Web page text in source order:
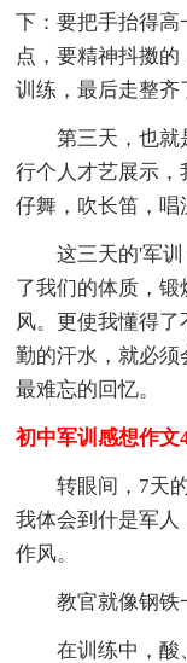
下：要把手抬得
点，要精神抖擞
训练，最后走整齐
第三天，也就
行个人才艺展示
仔舞，吹长笛，
这三天的'军训
了我们的体质，
风。更使我懂得
勤的汗水，就必须
最难忘的回忆。
初中军训感想作文
转眼间，7天的
我体会到什是军
作风。
教官就像钢铁一
在训练中，酸、